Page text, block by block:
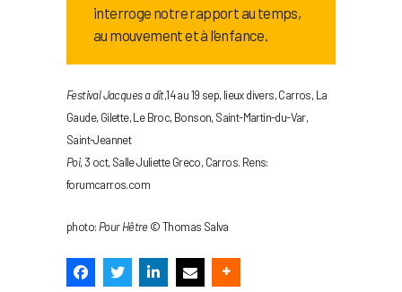
interroge notre rapport au temps,
au mouvement et à l’enfance.
Festival Jacques a dit,14 au 19 sep, lieux divers, Carros, La
Gaude, Gilette, Le Broc, Bonson, Saint-Martin-du-Var,
Saint-Jeannet
Poi, 3 oct, Salle Juliette Greco, Carros. Rens:
forumcarros.com
photo: Pour Hêtre© Thomas Salva